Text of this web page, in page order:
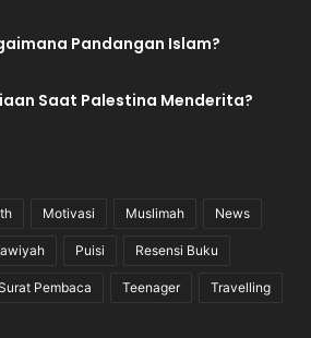
Pandangan Islam?
Saat Palestina Menderita?
Motivasi Muslimah News
Puisi Resensi Buku
Pembaca Teenager Travelling